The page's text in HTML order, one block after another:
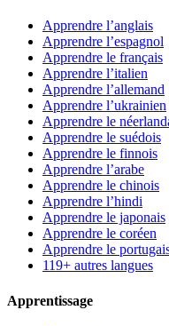
Apprendre l’anglais
Apprendre l’espagnol
Apprendre le français
Apprendre l’italien
Apprendre l’allemand
Apprendre l’ukrainien
Apprendre le
Apprendre le suédois
Apprendre le finnois
Apprendre l’arabe
Apprendre le chinois
Apprendre l’hindi
Apprendre le japonais
Apprendre le coréen
Apprendre le
119+ autres langues
Apprentissage